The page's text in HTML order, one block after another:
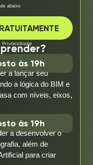
abaixo.
Privacidade
às 19h
a lançar seu
a lógica do BIM e
com níveis, eixos,
às 19h
a desenvolver o
além de
para criar